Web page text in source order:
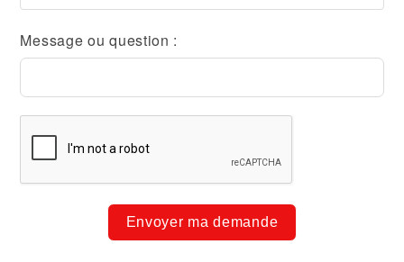
Message ou question :
Envoyer ma demande